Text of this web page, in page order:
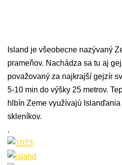
Island je všeobecne nazývaný
prameňov. Nachádza sa tu aj g
považovaný za najkrajší gejzír
5-10 min do výšky 25 metrov.
hlbín Zeme využívajú
skleníkov.
.